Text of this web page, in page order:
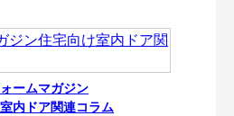
ームマガジン
内ドア関連コラム